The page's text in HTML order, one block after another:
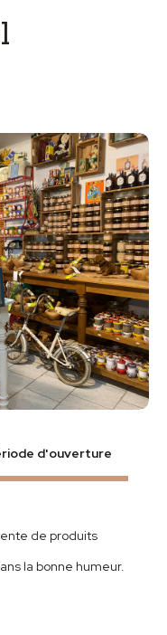
d'ouverture
de produits
la bonne humeur.